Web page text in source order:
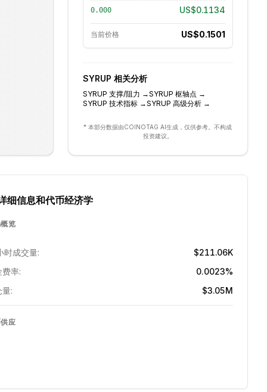
0.000 US$0.1134
当前价格 US$0.1501
SYRUP 相关分析
SYRUP 支撑/阻力 →SYRUP 枢轴点 →
SYRUP 技术指标→SYRUP 高级分析→
* 本部分数据由COINOTAG AI生成，仅供参考。不构成
投资建议。
细信息和代币经济学
览
时成交量:
$211.06K
率:
0.0023%
:
$3.05M
应